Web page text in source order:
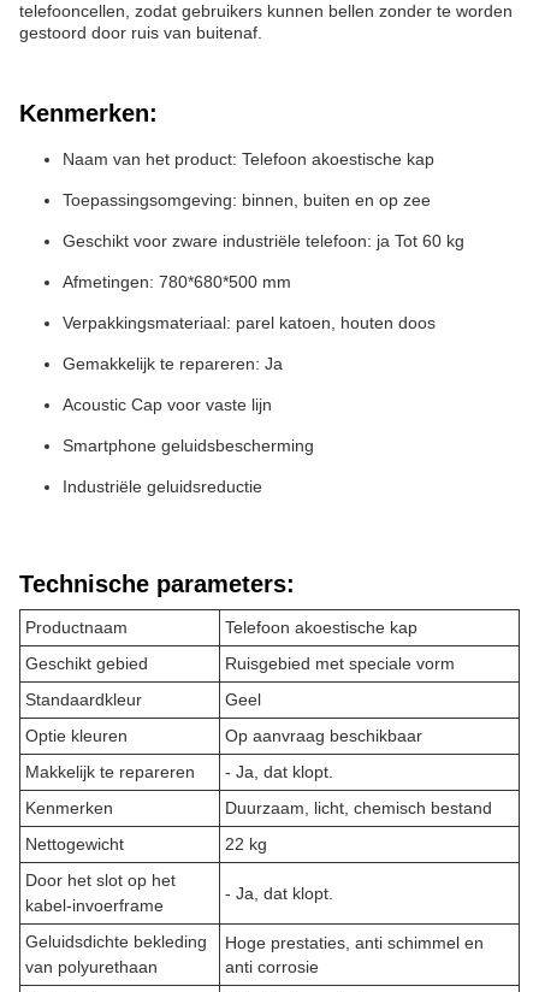
telefooncellen, zodat gebruikers kunnen bellen zonder te worden
gestoord door ruis van buitenaf.
Kenmerken:
Naam van het product: Telefoon akoestische kap
Toepassingsomgeving: binnen, buiten en op zee
Geschikt voor zware industriële telefoon: ja Tot 60 kg
Afmetingen: 780*680*500 mm
Verpakkingsmateriaal: parel katoen, houten doos
Gemakkelijk te repareren: Ja
Acoustic Cap voor vaste lijn
Smartphone geluidsbescherming
Industriële geluidsreductie
Technische parameters:
Productnaam
Telefoon akoestische kap
Geschikt gebied
Ruisgebied met speciale vorm
Standaardkleur
Geel
Optie kleuren
Op aanvraag beschikbaar
Makkelijk te repareren
- Ja, dat klopt.
Kenmerken
Duurzaam, licht, chemisch bestand
Nettogewicht
22 kg
Door het slot op het
kabel-invoerframe
- Ja, dat klopt.
Geluidsdichte bekleding
van polyurethaan
Hoge prestaties, anti schimmel en
anti corrosie